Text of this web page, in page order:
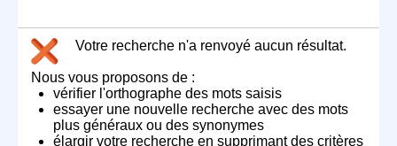
Votre recherche n'a renvoyé aucun résultat.
Nous vous proposons de :
vérifier l'orthographe des mots saisis
essayer une nouvelle recherche avec des mots
plus généraux ou des synonymes
élargir votre recherche en supprimant des critères